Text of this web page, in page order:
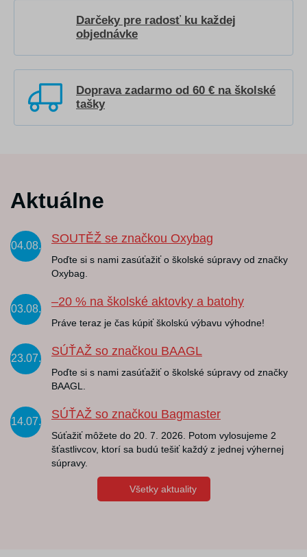
Darčeky pre radosť ku každej
objednávke
Doprava zadarmo od 60 € na školské
tašky
Aktuálne
04.08.
SOUTĚŽ se značkou Oxybag
Poďte si s nami zasúťažiť o školské súpravy od značky
Oxybag.
03.08.
–20 % na školské aktovky a batohy
Práve teraz je čas kúpiť školskú výbavu výhodne!
23.07.
SÚŤAŽ so značkou BAAGL
Poďte si s nami zasúťažiť o školské súpravy od značky
BAAGL.
14.07.
SÚŤAŽ so značkou Bagmaster
Súťažiť môžete do 20. 7. 2026. Potom vylosujeme 2
šťastlivcov, ktorí sa budú tešiť každý z jednej výhernej
súpravy.
Všetky aktuality